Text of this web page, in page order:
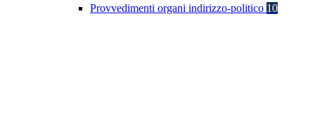
Provvedimenti organi indirizzo-politico 10